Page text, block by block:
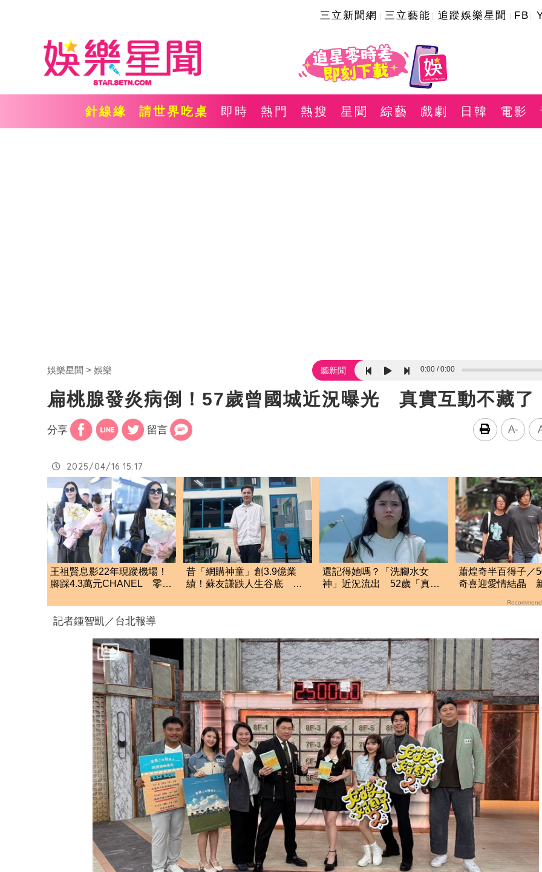
三立新聞網 三立藝能 追蹤娛樂星聞 FB
針線緣 請世界吃桌 即時 熱門 熱搜 星聞 綜藝 戲劇 日韓 電影
娛樂星聞 娛樂 聽新聞 0:00 0:00
扁桃腺發炎病倒！57歲曾國城近況曝光 真實互動不藏了
分享 留言 A-
2025/04/16 15:17
王祖賢息影22年現蹤機場！
腳踩4.3萬元CHANEL 零修
昔「網購神童」創3.9億業
績！蘇友謙跌人生谷底 日
還記得她嗎？「洗腳水女
神」近況流出 52歲「真實
蕭煌奇半百得子／
奇喜迎愛情結晶
記者鍾智凱／台北報導